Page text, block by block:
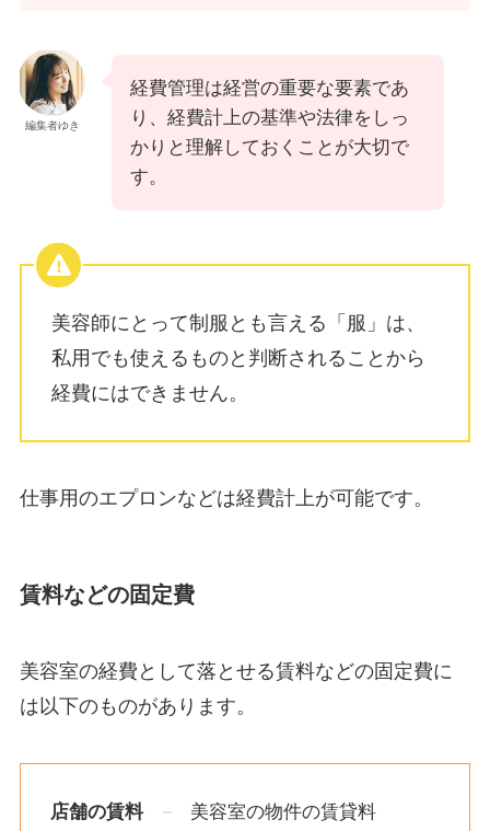
編集者ゆき
経費管理は経営の重要な要素であ
り、経費計上の基準や法律をしっ
かりと理解しておくことが大切で
す。
美容師にとって制服とも言える「服」は、
私用でも使えるものと判断されることから
経費にはできません。
仕事用のエプロンなどは経費計上が可能です。
賃料などの固定費
美容室の経費として落とせる賃料などの固定費に
は以下のものがあります。
店舗の賃料
美容室の物件の賃貸料